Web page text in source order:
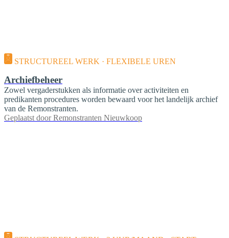
STRUCTUREEL WERK · FLEXIBELE UREN
Archiefbeheer
Zowel vergaderstukken als informatie over activiteiten en
predikanten procedures worden bewaard voor het landelijk archief
van de Remonstranten.
Geplaatst door Remonstranten Nieuwkoop